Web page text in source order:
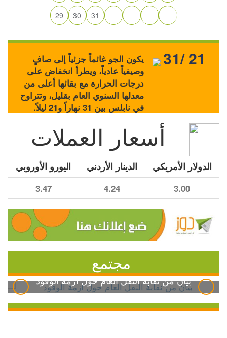
29 30 31
يكون الجو غائماً جزئياً إلى صافٍ
وصيفياً عادياً، ويطرأ انخفاض على
درجات الحرارة مع بقائها أعلى من
معدلها السنوي العام بقليل، وتتراوح
في نابلس بين 31 نهاراً و21 ليلاً.
31/ 21
أسعار العملات
الدولار الأمريكي الدينار الأردني اليورو الأوروبي
3.00
4.24
3.47
مجتمع
بيان من نقابة النقل العام حول أزمة الوقود